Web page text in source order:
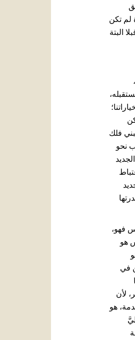
لم تكن
البتة
فلك
نحو
فهو،
هو
في
لأن
هو